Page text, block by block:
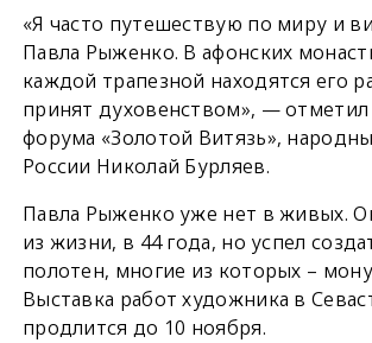
«Я часто путешествую по миру и
Павла Рыженко. В афонских
каждой трапезной находятся его
принят духовенством», —
форума «Золотой Витязь»,
России Николай Бурляев.
Павла Рыженко уже нет в живых.
из жизни, в 44 года, но успел
полотен, многие из которых –
Выставка работ художника в
продлится до 10 ноября.